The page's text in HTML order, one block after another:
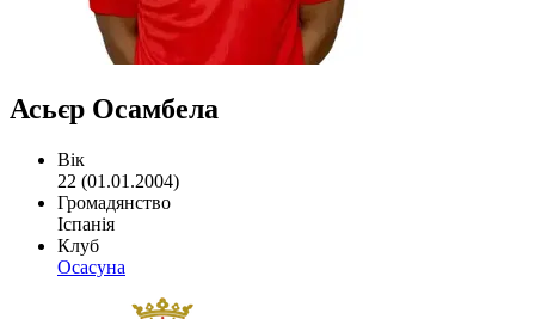
Асьєр Осамбела
Вік
22 (01.01.2004)
Громадянство
Іспанія
Клуб
Осасуна